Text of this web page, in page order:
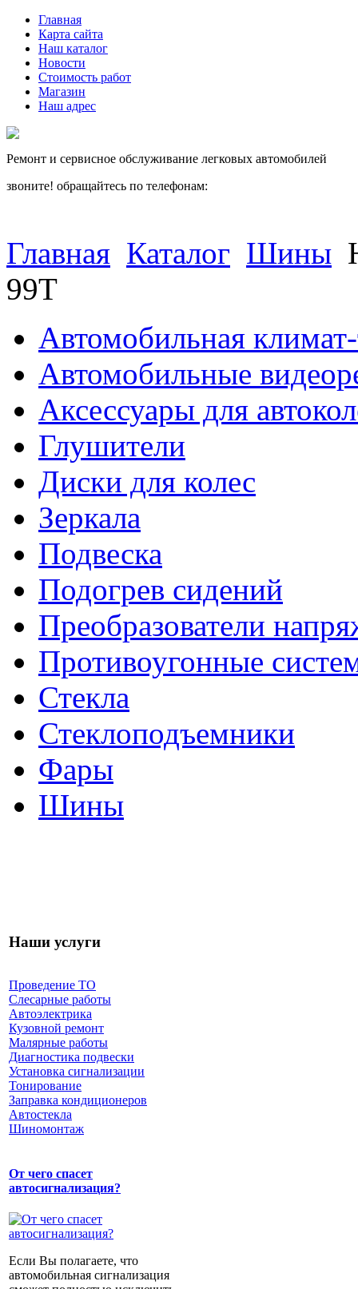
Главная
Карта сайта
Наш каталог
Новости
Стоимость работ
Магазин
Наш адрес
Ремонт и сервисное обслуживание легковых автомобилей
звоните! обращайтесь по телефонам:
Главная Каталог Шины
99T
Автомобильная
Автомобильные
Аксессуары для
Глушители
Диски для колес
Зеркала
Подвеска
Подогрев сидений
Преобразователи
Противоугонные
Стекла
Стеклоподъемники
Фары
Шины
Наши услуги
Проведение ТО
Слесарные работы
Автоэлектрика
Кузовной ремонт
Малярные работы
Диагностика подвески
Установка сигнализации
Тонирование
Заправка кондиционеров
Автостекла
Шиномонтаж
От чего спасет
автосигнализация?
Если Вы полагаете, что
автомобильная сигнализация